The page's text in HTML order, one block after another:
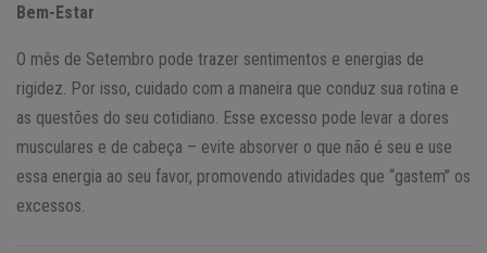
Bem-Estar
O mês de Setembro pode trazer sentimentos e energias de
rigidez. Por isso, cuidado com a maneira que conduz sua rotina e
as questões do seu cotidiano. Esse excesso pode levar a dores
musculares e de cabeça – evite absorver o que não é seu e use
essa energia ao seu favor, promovendo atividades que “gastem” os
excessos.